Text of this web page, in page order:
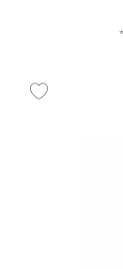
Herren